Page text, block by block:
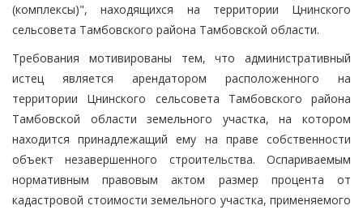
(комплексы)", находящихся на территории Цнинского
сельсовета Тамбовского района Тамбовской области.
Требования мотивированы тем, что административный
истец является арендатором расположенного на
территории Цнинского сельсовета Тамбовского района
Тамбовской области земельного участка, на котором
находится принадлежащий ему на праве собственности
объект незавершенного строительства. Оспариваемым
нормативным правовым актом размер процента от
кадастровой стоимости земельного участка, применяемого